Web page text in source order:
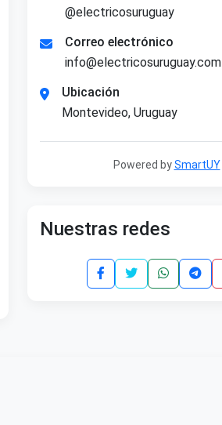
@electricosuruguay
Correo electrónico
info@electricosuruguay.com
Ubicación
Montevideo, Uruguay
Powered bySmartUY
Nuestras redes